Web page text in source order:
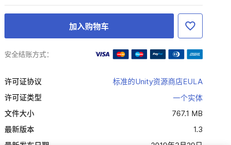
加入购物车
安全结账方式：
许可证协议
标准的Unity资源商店EULA
许可证类型
一个实体
文件大小
767.1 MB
最新版本
1.3